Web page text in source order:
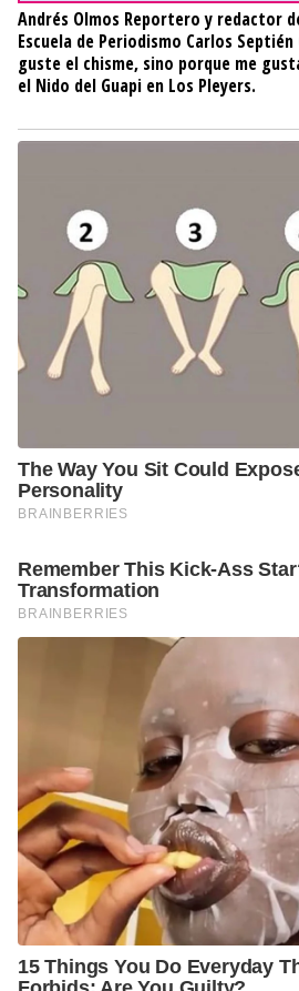
Andrés Olmos Reportero y redactor
Escuela de Periodismo Carlos
guste el chisme, sino porque me
el Nido del Guapi en Los Pleyers.